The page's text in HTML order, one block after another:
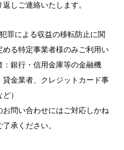
しご連絡いたします。
罪による収益の移転防止に関
る特定事業者様のみご利用い
銀行・信用金庫等の金融機
金業者、クレジットカード事
）
問い合わせにはご対応しかね
承ください。